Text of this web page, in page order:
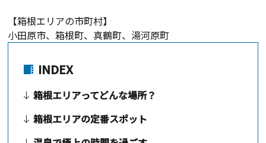
【箱根エリアの市町村】
小田原市、箱根町、真鶴町、湯河原町
INDEX
箱根エリアってどんな場所？
箱根エリアの定番スポット